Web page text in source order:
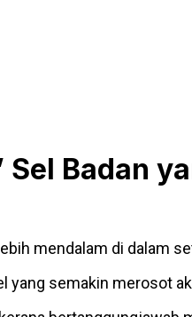
Badan
mendalam di dalam
yang semakin merosot